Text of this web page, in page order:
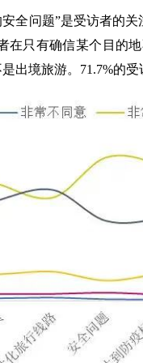
全问题”是受访者的
在只有确信某个目的
出境旅游。71.7%的